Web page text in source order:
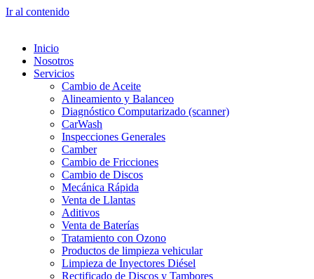
Ir al contenido
Inicio
Nosotros
Servicios
Cambio de Aceite
Alineamiento y Balanceo
Diagnóstico Computarizado (scanner)
CarWash
Inspecciones Generales
Camber
Cambio de Fricciones
Cambio de Discos
Mecánica Rápida
Venta de Llantas
Aditivos
Venta de Baterías
Tratamiento con Ozono
Productos de limpieza vehicular
Limpieza de Inyectores Diésel
Rectificado de Discos y Tambores